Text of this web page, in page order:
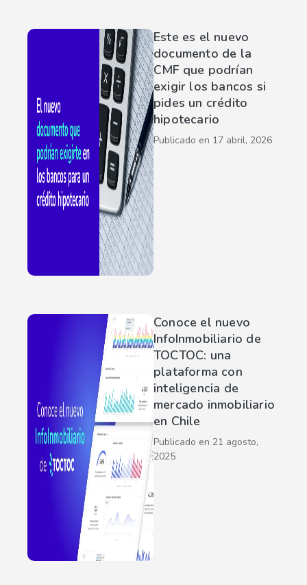
Este es el nuevo
documento de la
CMF que podrían
exigir los bancos si
pides un crédito
hipotecario
Publicado en 17 abril, 2026
Conoce el nuevo
InfoInmobiliario de
TOCTOC: una
plataforma con
inteligencia de
mercado inmobiliario
en Chile
Publicado en 21 agosto,
2025